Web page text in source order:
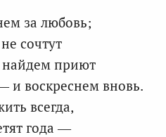
за любовь;
сочтут
приют
и воскреснем вновь.
всегда,
года —